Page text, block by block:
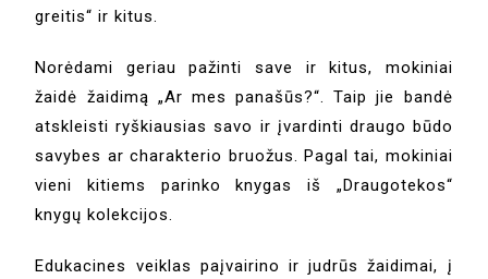
greitis“ ir kitus.
Norėdami geriau pažinti save ir kitus, mokiniai
žaidė žaidimą „Ar mes panašūs?“. Taip jie bandė
atskleisti ryškiausias savo ir įvardinti draugo būdo
savybes ar charakterio bruožus. Pagal tai, mokiniai
vieni kitiems parinko knygas iš „Draugotekos“
knygų kolekcijos.
Edukacines veiklas paįvairino ir judrūs žaidimai, į